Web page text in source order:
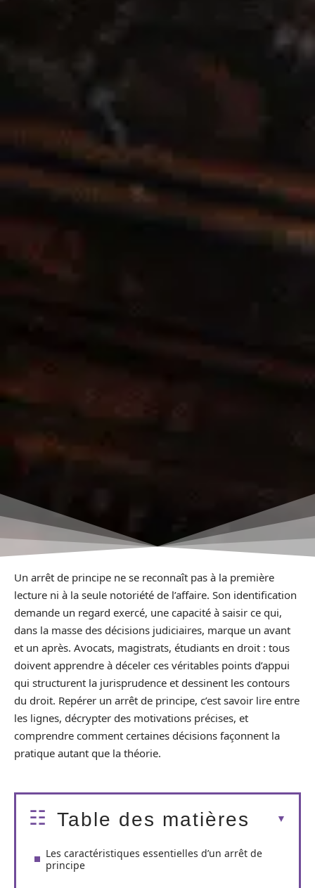
Un arrêt de principe ne se reconnaît pas à la première
lecture ni à la seule notoriété de l’affaire. Son identification
demande un regard exercé, une capacité à saisir ce qui,
dans la masse des décisions judiciaires, marque un avant
et un après. Avocats, magistrats, étudiants en droit : tous
doivent apprendre à déceler ces véritables points d’appui
qui structurent la jurisprudence et dessinent les contours
du droit. Repérer un arrêt de principe, c’est savoir lire entre
les lignes, décrypter des motivations précises, et
comprendre comment certaines décisions façonnent la
pratique autant que la théorie.
Table des matières
Les caractéristiques essentielles d’un arrêt de
principe